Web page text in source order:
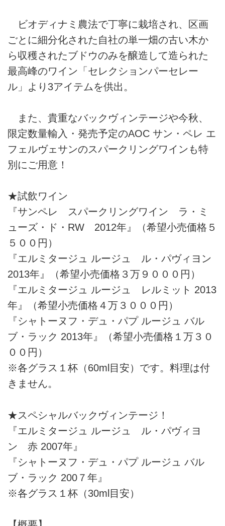
ビオディナミ農法で丁寧に栽培され、区画
ごとに細分化された自社の単一畑の古い木か
ら収穫されたブドウのみを醸造して造られた
最高峰のワイン「セレクションパーセレー
ル」より3アイテムを供出。
また、貴重なバックヴィンテージや今秋、
限定数量輸入・発売予定のAOC サン・ペレ エ
フェルヴェサンのスパークリングワインも特
別にご用意！
★試飲ワイン
『サンペレ スパークリングワイン ラ・ミ
ューズ・ド・RW 2012年』（希望小売価格５
５００円）
『エルミタージュ ルージュ ル・パヴィヨン
2013年』（希望小売価格３万９０００円）
『エルミタージュ ルージュ レルミット 2013
年』（希望小売価格４万３０００円）
『シャトーヌフ・デュ・パプ ルージュ バル
ブ・ラック 2013年』（希望小売価格１万３０
００円）
※各グラス１杯（60ml目安）です。料理は付
きません。
★スペシャルバックヴィンテージ！
『エルミタージュ ルージュ ル・パヴィヨ
ン 赤 2007年』
『シャトーヌフ・デュ・パプ ルージュ バル
ブ・ラック 200７年』
※各グラス１杯（30ml目安）